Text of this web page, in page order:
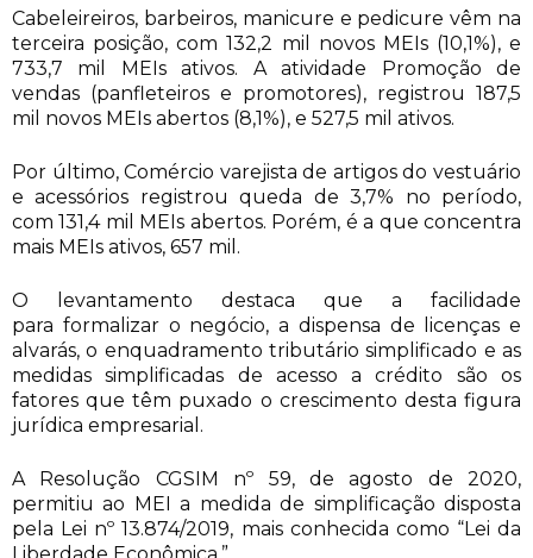
Cabeleireiros, barbeiros, manicure e pedicure vêm na
terceira posição, com 132,2 mil novos MEIs (10,1%), e
733,7 mil MEIs ativos. A atividade Promoção de
vendas (panfleteiros e promotores), registrou 187,5
mil novos MEIs abertos (8,1%), e 527,5 mil ativos.
Por último, Comércio varejista de artigos do vestuário
e acessórios registrou queda de 3,7% no período,
com 131,4 mil MEIs abertos. Porém, é a que concentra
mais MEIs ativos, 657 mil.
O levantamento destaca que a facilidade
para formalizar o negócio, a dispensa de licenças e
alvarás, o enquadramento tributário simplificado e as
medidas simplificadas de acesso a crédito são os
fatores que têm puxado o crescimento desta figura
jurídica empresarial.
A Resolução CGSIM nº 59, de agosto de 2020,
permitiu ao MEI a medida de simplificação disposta
pela Lei nº 13.874/2019, mais conhecida como “Lei da